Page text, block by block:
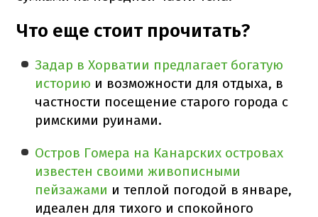
Что еще стоит прочитать?
Задар в Хорватии предлагает богатую
историю и возможности для отдыха, в
частности посещение старого города с
римскими руинами.
Остров Гомера на Канарских островах
известен своими живописными
пейзажами и теплой погодой в январе,
идеален для тихого и спокойного